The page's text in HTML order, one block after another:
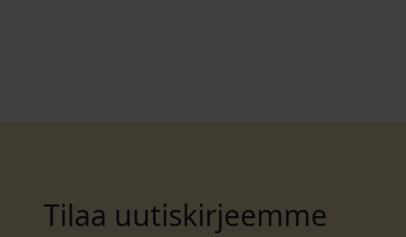
Tilaa uutiskirjeemme